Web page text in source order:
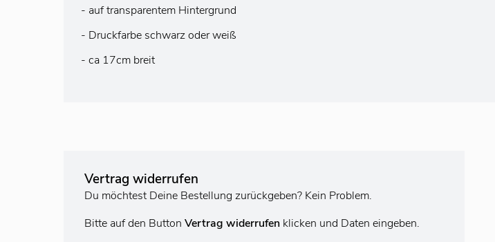
- auf transparentem Hintergrund
- Druckfarbe schwarz oder weiß
- ca 17cm breit
Vertrag widerrufen
Du möchtest Deine Bestellung zurückgeben? Kein Problem.
Bitte auf den Button Vertrag widerrufen klicken und Daten eingeben.